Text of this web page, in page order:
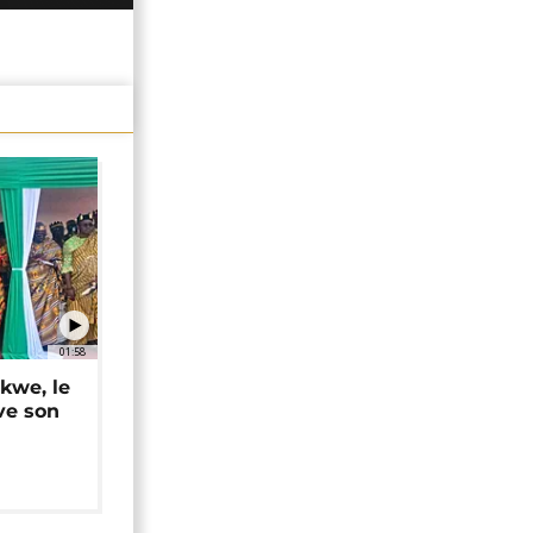
01:58
le
son